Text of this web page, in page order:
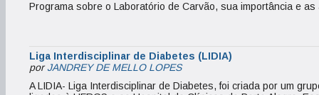
Programa sobre o Laboratório de Carvão, sua importância e
Liga Interdisciplinar de Diabetes (LIDIA)
porJANDREY DE MELLO LOPES
A LIDIA- Liga Interdisciplinar de Diabetes, foi criada por um